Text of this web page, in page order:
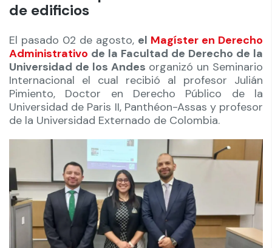
de edificios
El pasado 02 de agosto, el Magíster en Derecho
Administrativo de la Facultad de Derecho de la
Universidad de los Andes organizó un Seminario
Internacional el cual recibió al profesor Julián
Pimiento, Doctor en Derecho Público de la
Universidad de Paris II, Panthéon-Assas y profesor
de la Universidad Externado de Colombia.